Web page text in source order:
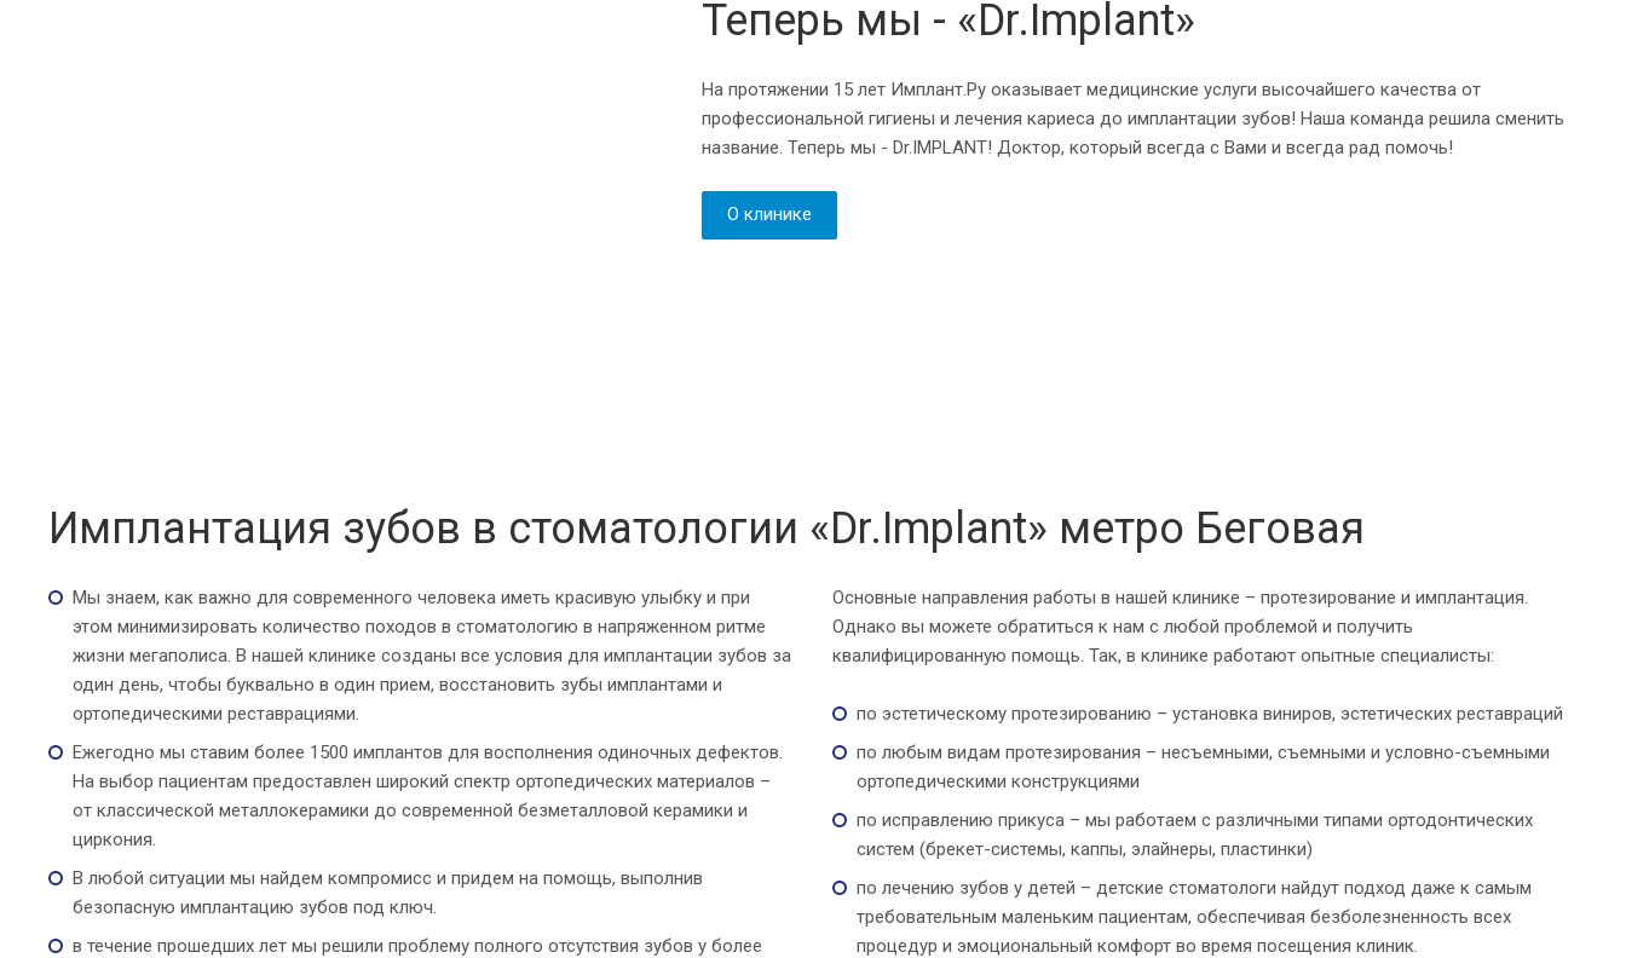
Теперь мы - «Dr.Implant»
На протяжении 15 лет Имплант.Ру оказывает медицинские услуги высочайшего качества от
профессиональной гигиены и лечения кариеса до имплантации зубов! Наша команда решила сменить
название. Теперь мы - Dr.IMPLANT! Доктор, который всегда с Вами и всегда рад помочь!
О клинике
Имплантация зубов в стоматологии «Dr.Implant» метро Беговая
Мы знаем, как важно для современного человека иметь красивую улыбку и при
этом минимизировать количество походов в стоматологию в напряженном ритме
жизни мегаполиса. В нашей клинике созданы все условия для имплантации зубов за
один день, чтобы буквально в один прием, восстановить зубы имплантами и
ортопедическими реставрациями.
Ежегодно мы ставим более 1500 имплантов для восполнения одиночных дефектов.
На выбор пациентам предоставлен широкий спектр ортопедических материалов –
от классической металлокерамики до современной безметалловой керамики и
циркония.
В любой ситуации мы найдем компромисс и придем на помощь, выполнив
безопасную имплантацию зубов под ключ.
в течение прошедших лет мы решили проблему полного отсутствия зубов у более
Основные направления работы в нашей клинике – протезирование и имплантация.
Однако вы можете обратиться к нам с любой проблемой и получить
квалифицированную помощь. Так, в клинике работают опытные специалисты:
по эстетическому протезированию – установка виниров, эстетических реставраций
по любым видам протезирования – несъемными, съемными и условно-съемными
ортопедическими конструкциями
по исправлению прикуса – мы работаем с различными типами ортодонтических
систем (брекет-системы, каппы, элайнеры, пластинки)
по лечению зубов у детей – детские стоматологи найдут подход даже к самым
требовательным маленьким пациентам, обеспечивая безболезненность всех
процедур и эмоциональный комфорт во время посещения клиник.